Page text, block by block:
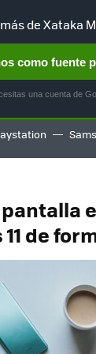
HOME
11 de
de Xataka
como fuente
una cuenta de